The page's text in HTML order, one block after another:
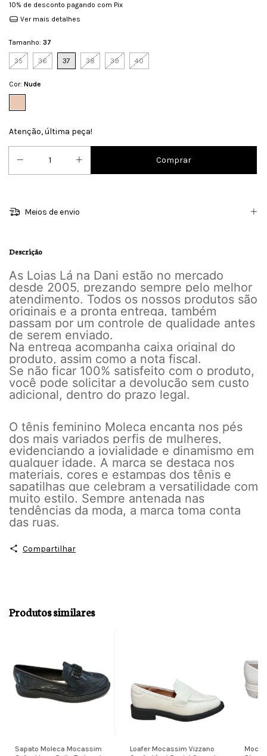
10% de desconto pagando com Pix
Ver mais detalhes
Tamanho: 37
35 36 37 38 39 40
Cor: Nude
Atenção, última peça!
Meios de envio
Descrição
As Lojas Lá na Dani estão no mercado
desde 2005, prezando sempre pelo melhor
atendimento. Todos os nossos produtos são
originais e a pronta entrega, também
passam por um controle de qualidade antes
de serem enviado.
Na entrega acompanha caixa original do
produto, assim como a nota fiscal.
Se não ficar 100% satisfeito com o produto,
você pode solicitar a devolução sem custo
adicional, dentro do prazo legal.
O tênis feminino Moleca encanta nos pés
dos mais variados perfis de mulheres,
evidenciando a jovialidade e dinamismo em
qualquer idade. A marca se destaca nos
materiais, cores e estampas dos tênis e
sapatilhas que celebram a versatilidade com
muito estilo. Sempre antenada nas
tendências da moda, a marca toma conta
das ruas.
Compartilhar
Produtos similares
Sapato Moleca Mocassim
Loafer Mocassim Vizzano